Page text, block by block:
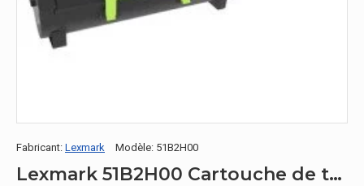
Fabricant: Lexmark Modèle: 51B2H00
Lexmark 51B2H00 Cartouche de toner 1 pièce(s) Original Noir